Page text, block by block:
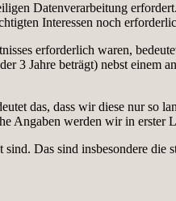
Datenverarbeitung
Interessen noch
erforderlich waren,
3 Jahre beträgt) nebst einem
das, dass wir diese nur so
Angaben werden wir in erster
Das sind insbesondere die